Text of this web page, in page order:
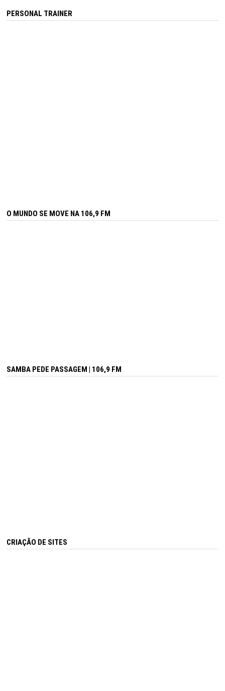
PERSONAL TRAINER
O MUNDO SE MOVE NA 106,9 FM
SAMBA PEDE PASSAGEM | 106,9 FM
CRIAÇÃO DE SITES